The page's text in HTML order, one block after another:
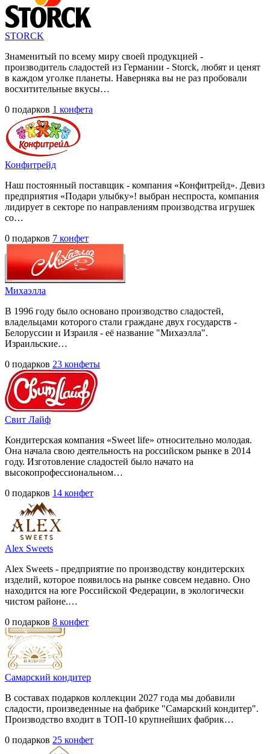
STORCK
Знаменитый по всему миру своей продукцией -
производитель сладостей из Германии - Storck, любят и ценят
в каждом уголке планеты. Наверняка вы не раз пробовали
восхитительные вкусы…
0 подарков 1 конфета
Конфитрейд
Наш постоянный поставщик - компания «Конфитрейд». Девиз
предприятия «Подари улыбку»! выбран неспроста, компания
лидирует в секторе по направлениям производства игрушек
со…
0 подарков 7 конфет
Михаэлла
В 1996 году было основано производство сладостей,
владельцами которого стали граждане двух государств -
Белоруссии и Израиля - её название "Михаэлла".
Израильские…
0 подарков 23 конфеты
Свит Лайф
Кондитерская компания «Sweet life» относительно молодая.
Она начала свою деятельность на российском рынке в 2014
году. Изготовление сладостей было начато на
высокопрофессиональном…
0 подарков 14 конфет
Alex Sweets
Alex Sweets - предприятие по производству кондитерских
изделий, которое появилось на рынке совсем недавно. Оно
находится на юге Российской Федерации, в экологически
чистом районе.…
0 подарков 8 конфет
Самарский кондитер
В составах подарков коллекции 2027 года мы добавили
сладости, произведенные на фабрике "Самарский кондитер".
Производство входит в ТОП-10 крупнейших фабрик…
0 подарков 25 конфет